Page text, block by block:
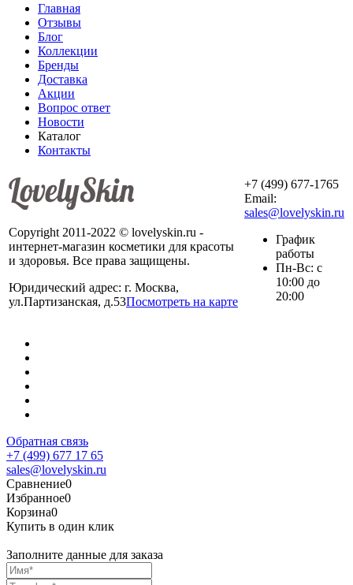
Главная
Отзывы
Блог
Коллекции
Бренды
Доставка
Акции
Вопрос ответ
Новости
Каталог
Контакты
Copyright 2011-2022 © lovelyskin.ru -
интернет-магазин косметики для красоты
и здоровья. Все права защищены.
Юридический адрес: г. Москва,
ул.Партизанская, д.53Посмотреть на карте
+7 (499) 677-1765
Email:
sales@lovelyskin.ru
График
работы
Пн-Вс: с
10:00 до
20:00
Обратная связь
+7 (499) 677 17 65
sales@lovelyskin.ru
Сравнение0
Избранное0
Корзина0
Купить в один клик
Заполните данные для заказа